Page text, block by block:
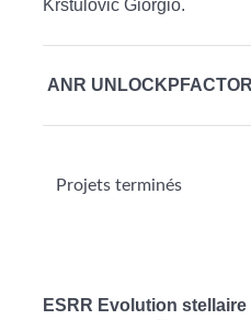
Krstulovic Giorgio.
ANR UNLOCKPFACTOR
Projets terminés
ESRR Evolution